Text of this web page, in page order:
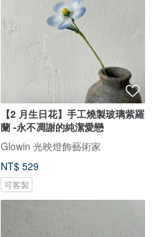
【2 月生日花】手工燒製玻璃紫羅
蘭 -永不凋謝的純潔愛戀
Glowin 光映燈飾藝術家
NT$ 529
可客製